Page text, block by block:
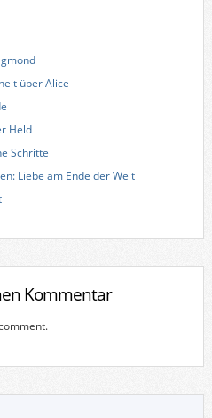
über Alice
Held
Schritte
Liebe am Ende der Welt
Kommentar